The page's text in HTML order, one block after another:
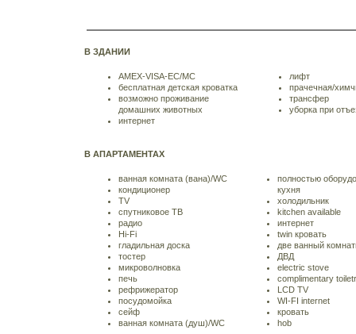
В ЗДАНИИ
AMEX-VISA-EC/MC
бесплатная детская кроватка
возможно проживание
домашних животных
интернет
лифт
прачечная/
трансфер
уборка при
В АПАРТАМЕНТАХ
ванная комната (вана)/WC
кондиционер
TV
спутниковое ТВ
радио
Hi-Fi
гладильная доска
тостер
микроволновка
печь
рефрижератор
посудомойка
сейф
ванная комната (душ)/WC
полностью
кухня
холодильник
kitchen available
интернет
twin кровать
две ванный
ДВД
electric stove
complimentary
LCD TV
WI-FI internet
кровать
hob